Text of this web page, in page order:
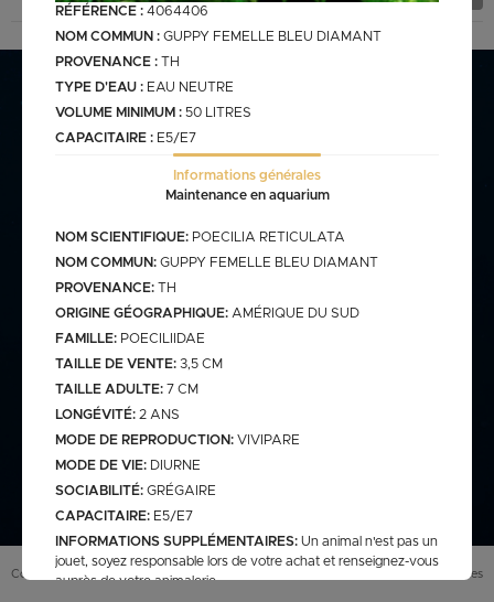
RÉFÉRENCE : 4064406
NOM COMMUN : GUPPY FEMELLE BLEU DIAMANT
PROVENANCE : TH
TYPE D'EAU : EAU NEUTRE
VOLUME MINIMUM : 50 LITRES
CAPACITAIRE : E5/E7
Informations générales
Maintenance en aquarium
NOM SCIENTIFIQUE: POECILIA RETICULATA
NOM COMMUN: GUPPY FEMELLE BLEU DIAMANT
PROVENANCE: TH
ORIGINE GÉOGRAPHIQUE: AMÉRIQUE DU SUD
FAMILLE: POECILIIDAE
TAILLE DE VENTE: 3,5 CM
TAILLE ADULTE: 7 CM
LONGÉVITÉ: 2 ANS
MODE DE REPRODUCTION: VIVIPARE
MODE DE VIE: DIURNE
SOCIABILITÉ: GRÉGAIRE
CAPACITAIRE: E5/E7
INFORMATIONS SUPPLÉMENTAIRES: Un animal n'est pas un
jouet, soyez responsable lors de votre achat et renseignez-vous
auprès de votre animalerie.
Stocklist Français
gamme verte
retrouver sur le site
web)
elv francais
elv pologne
discus elv asiatique
Eau douce
Conditions générales de vente ( CGV Mentions légales